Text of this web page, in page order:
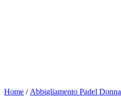
Home / Abbigliamento Padel Donna